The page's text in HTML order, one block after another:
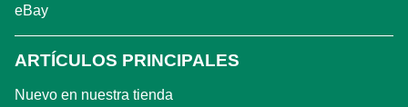
eBay
ARTÍCULOS PRINCIPALES
Nuevo en nuestra tienda